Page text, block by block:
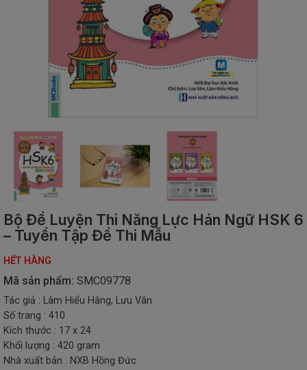
TIẾNG
SÁCH
NGOẠI
NGỮ
VPP
-
ĐỒ
DÙNG
SINH
TẶNG
-
CHƠI
THIẾT
STEM
Bộ Đề Luyện Thi Năng Lực Hán Ngữ HSK 6
– Tuyển Tập Đề Thi Mẫu
HẾT HÀNG
Mã sản phẩm: SMC09778
Tác giả : Lâm Hiểu Hằng, Lưu Vân
Số trang : 410
Kích thước : 17 x 24
Khối lượng : 420 gram
Nhà xuất bản : NXB Hồng Đức